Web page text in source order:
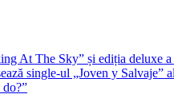
At The Sky” și ediția deluxe
single-ul „Joven y Salvaje”